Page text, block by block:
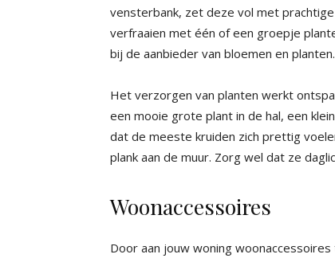
vensterbank, zet deze vol met prachtige
verfraaien met één of een groepje
bij de aanbieder van bloemen en
Het verzorgen van planten werkt
een mooie grote plant in de hal, een
dat de meeste kruiden zich prettig
plank aan de muur. Zorg wel dat ze
Woonaccessoires
Door aan jouw woning